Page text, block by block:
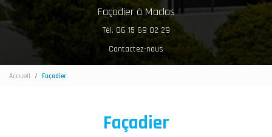
Façadier à Maclas
Tél. 06 15 69 02 29
Contactez-nous
Accueil Façadier
Façadier